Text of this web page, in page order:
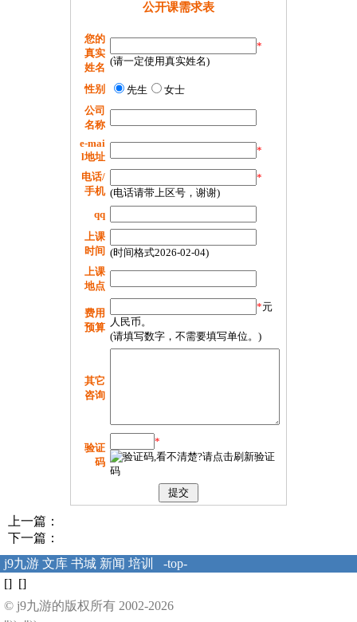
公开课需求表
您的
真实
姓名
*
(请一定使用真实姓名)
性别 先生
女士
公司
名称
e-mai
l地址
*
电话/
手机
*
(电话请带上区号，谢谢)
qq
上课
时间 (时间格式2026-02-04)
上课
地点
费用
预算
*元
人民币。
(请填写数字，不需要填写单位。)
其它
咨询
验证
码
*
上一篇：
下一篇：
j9九游 文库 书城 新闻 培训
-top-
[] []
© j9九游的版权所有 2002-2026